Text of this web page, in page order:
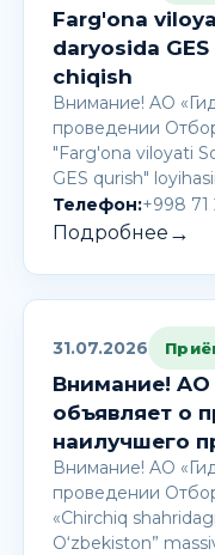
Farg'ona
daryosida
chiqish
Внимание! AО
проведении
"Farg'ona viloyati
GES qurish"
Телефон:+998
Подробнее →
31.07.2026
Внимание! AО
объявляет о
наилучшего
Внимание! AО
проведении
«Chirchiq
O‘zbekiston”